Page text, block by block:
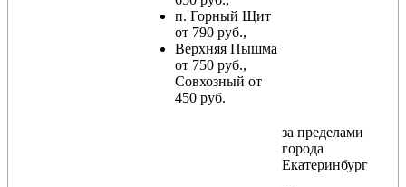
п. Горный Щит
от 790 руб.,
Верхняя Пышма
от 750 руб.,
Совхозный от
450 руб.
за пределами
города
Екатеринбург